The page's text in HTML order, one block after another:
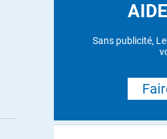
Sans publicité,